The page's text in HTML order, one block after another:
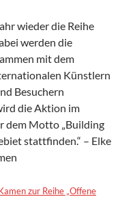
wieder die Reihe
werden die
mit dem
Künstlern
Besuchern
die Aktion im
dem Motto „Building
stattfinden.“ – Elke
zur Reihe „Offene